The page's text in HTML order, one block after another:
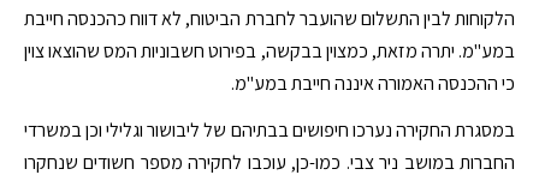
הלקוחות לבין התשלום שהועבר לחברת הביטוח, לא דווח כהכנסה חייבת
במע"מ. יתרה מזאת, כמצוין בבקשה, בפירוט חשבוניות המס שהוצאו צוין
כי ההכנסה האמורה איננה חייבת במע"מ.
במסגרת החקירה נערכו חיפושים בבתיהם של ליבושור וגלילי וכן במשרדי
החברות במושב ניר צבי. כמו-כן, עוכבו לחקירה מספר חשודים שנחקרו